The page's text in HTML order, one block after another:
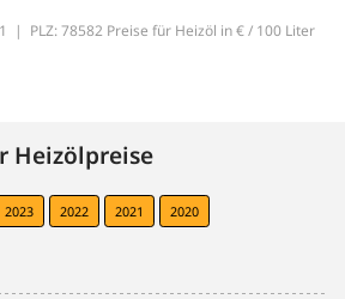
| PLZ: 78582 Preise für Heizöl in € / 100 Liter
Heizölpreise
2023 2022 2021
2020